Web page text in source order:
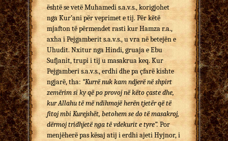
është se vetë Muhamedi s.a.v.s., ko­rigjohet
nga Kur’ani për veprimet e tij. Për këtë
mjafton të përmendet rasti kur Hamza r.a.,
axha i Pejgamberit s.a.v.s., u vra në betejën e
Uhudit. Nxitur nga Hindi, gruaja e Ebu
Sufjanit, trupi i tij u masakrua keq. Kur
Pejgamberi s.a.v.s., erdhi dhe pa çfarë kishte
ngjarë, tha: “Kurrë nuk kam ndjerë në shpirt
zemërim si ky që po provoj në këto çaste dhe,
kur Allahu të më ndihmojë herën tjetër që të
fitoj mbi Kurejshët, betohem se do të masakroj,
dërmoj tridhjetë nga të vdekurit e tyre”. Por
menjëherë pas kësaj atij i erdhi ajeti Hyjnor, i